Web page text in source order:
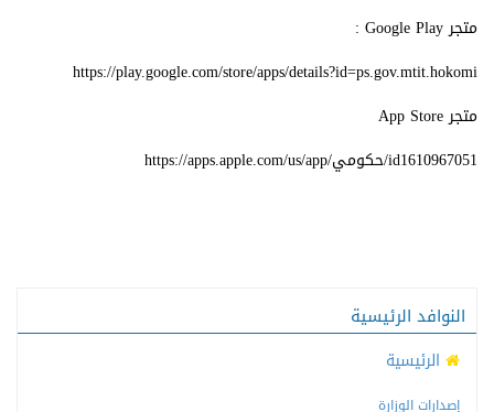
متجر Google Play :
https://play.google.com/store/apps/details?id=ps.gov.mtit.hokomi
متجر App Store
https://apps.apple.com/us/app/حكومي/id1610967051
النوافد الرئيسية
الرئيسية
إصدارات الوزارة